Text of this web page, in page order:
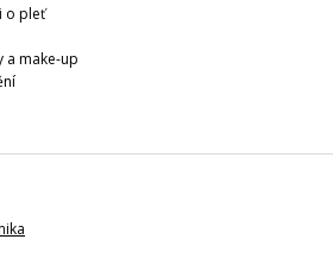
o pleť
a make-up